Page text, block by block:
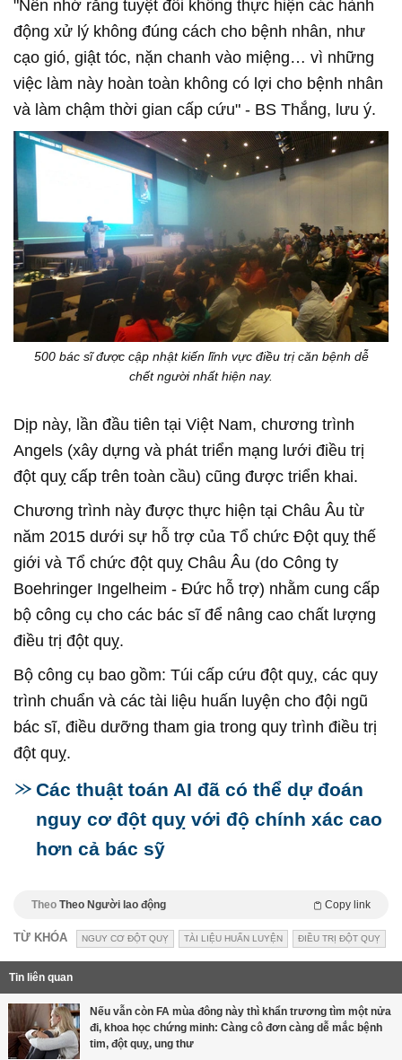
"Nên nhớ rằng tuyệt đối không thực hiện các hành
động xử lý không đúng cách cho bệnh nhân, như
cạo gió, giật tóc, nặn chanh vào miệng… vì những
việc làm này hoàn toàn không có lợi cho bệnh nhân
và làm chậm thời gian cấp cứu" - BS Thắng, lưu ý.
500 bác sĩ được cập nhật kiến lĩnh vực điều trị căn bệnh dễ
chết người nhất hiện nay.
Dịp này, lần đầu tiên tại Việt Nam, chương trình
Angels (xây dựng và phát triển mạng lưới điều trị
đột quỵ cấp trên toàn cầu) cũng được triển khai.
Chương trình này được thực hiện tại Châu Âu từ
năm 2015 dưới sự hỗ trợ của Tổ chức Đột quỵ thế
giới và Tổ chức đột quỵ Châu Âu (do Công ty
Boehringer Ingelheim - Đức hỗ trợ) nhằm cung cấp
bộ công cụ cho các bác sĩ để nâng cao chất lượng
điều trị đột quỵ.
Bộ công cụ bao gồm: Túi cấp cứu đột quỵ, các quy
trình chuẩn và các tài liệu huấn luyện cho đội ngũ
bác sĩ, điều dưỡng tham gia trong quy trình điều trị
đột quỵ.
Các thuật toán AI đã có thể dự đoán
nguy cơ đột quỵ với độ chính xác cao
hơn cả bác sỹ
Theo Theo Người lao động Copy link
TỪ KHÓA NGUY CƠ ĐỘT QUỴ TÀI LIỆU HUẤN LUYỆN ĐIỀU TRỊ ĐỘT QUỴ
Tin liên quan
Nếu vẫn còn FA mùa đông này thì khẩn trương tìm một nửa
đi, khoa học chứng minh: Càng cô đơn càng dễ mắc bệnh
tim, đột quỵ, ung thư